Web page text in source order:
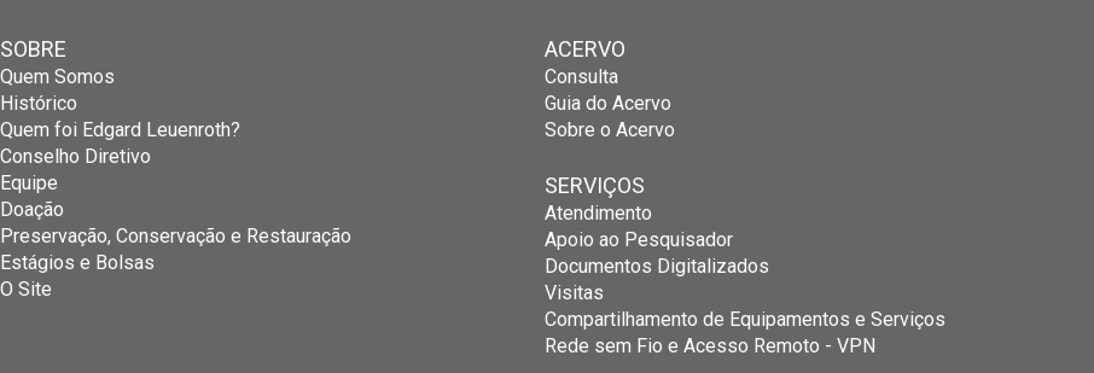
SOBRE
Quem Somos
Histórico
Quem foi Edgard Leuenroth?
Conselho Diretivo
Equipe
Doação
Preservação, Conservação e Restauração
Estágios e Bolsas
O Site
ACERVO
Consulta
Guia do Acervo
Sobre o Acervo
SERVIÇOS
Atendimento
Apoio ao Pesquisador
Documentos Digitalizados
Visitas
Compartilhamento de Equipamentos e Serviços
Rede sem Fio e Acesso Remoto - VPN